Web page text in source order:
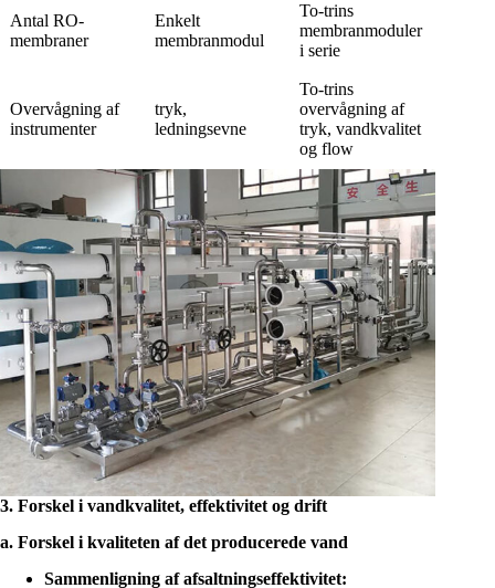
Antal RO-
membraner
Enkelt
membranmodul
To-trins
membranmoduler
i serie
Overvågning af
instrumenter
tryk,
ledningsevne
To-trins
overvågning af
tryk, vandkvalitet
og flow
3. Forskel i vandkvalitet, effektivitet og drift
a. Forskel i kvaliteten af det producerede vand
Sammenligning af afsaltningseffektivitet: